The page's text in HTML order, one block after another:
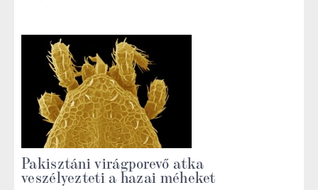
Pakisztáni virágporevő atka
veszélyezteti a hazai méheket